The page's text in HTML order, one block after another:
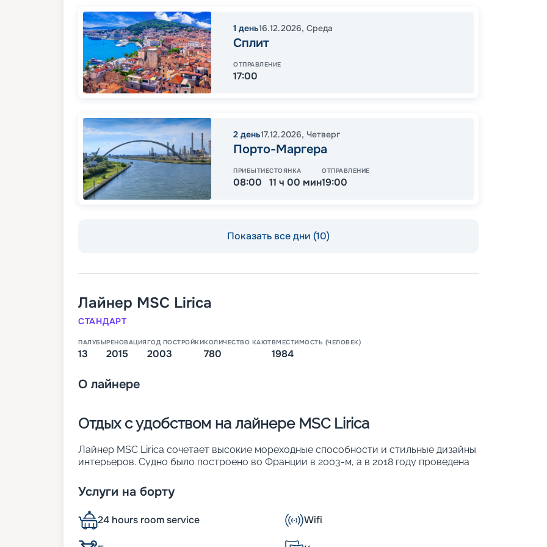
1 день16.12.2026, Среда
Сплит
ОТПРАВЛЕНИЕ
17:00
2 день17.12.2026, Четверг
Порто-Маргера
ПРИБЫТИЕ
08:00
СТОЯНКА
11 ч 00 мин
ОТПРАВЛЕНИЕ
19:00
Показать все дни (10)
Лайнер MSC Lirica
СТАНДАРТ
ПАЛУБЫ
13
РЕНОВАЦИЯ
2015
ГОД ПОСТРОЙКИ
2003
КОЛИЧЕСТВО КАЮТ
780
ВМЕСТИМОСТЬ (ЧЕЛОВЕК)
1984
О лайнере
Отдых с удобством на лайнере MSC Lirica
Лайнер MSC Lirica сочетает высокие мореходные способности и стильные дизайны
интерьеров. Судно было построено во Франции в 2003-м, а в 2018 году проведена
обставленных каютах можно заселить до 1 984 человек. Основные характеристики
лайнера:
• ширина – 29 м;
• длина – 275 м;
Услуги на борту
24 hours room service Wifi